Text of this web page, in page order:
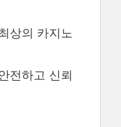
상의 카지노
전하고 신뢰